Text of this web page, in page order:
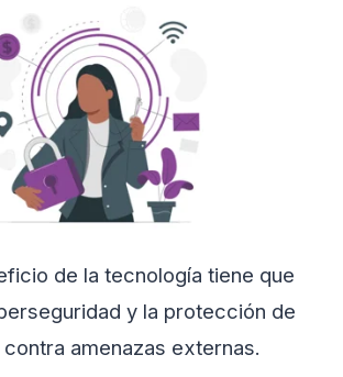
de la tecnología tiene que
y la protección de
amenazas externas.